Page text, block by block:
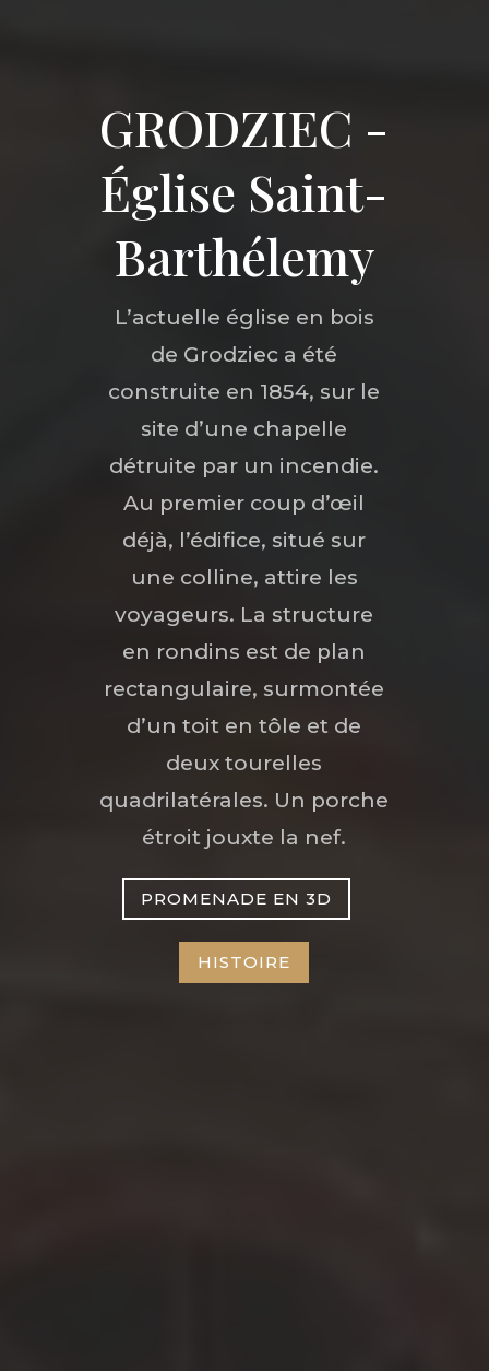
GRODZIEC -
Église Saint-
Barthélemy
L’actuelle église en bois
de Grodziec a été
construite en 1854, sur le
site d’une chapelle
détruite par un incendie.
Au premier coup d’œil
déjà, l’édifice, situé sur
une colline, attire les
voyageurs. La structure
en rondins est de plan
rectangulaire, surmontée
d’un toit en tôle et de
deux tourelles
quadrilatérales. Un porche
étroit jouxte la nef.
PROMENADE EN 3D
HISTOIRE